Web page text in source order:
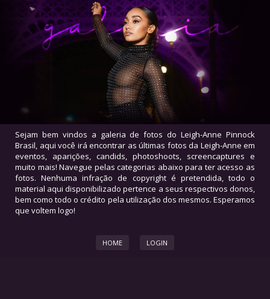
Sejam bem vindos a galeria de fotos do Leigh-Anne Pinnock
Brasil, aqui você irá encontrar as últimas fotos da Leigh-Anne em
eventos, aparições, candids, photoshoots, screencaptures e
muito mais! Navegue pelas categorias abaixo para ter acesso as
fotos. Nenhuma infração de copyright é pretendida, todo o
material aqui disponibilizado pertence a seus respectivos donos,
bem como todo o crédito pela utilização dos mesmos. Esperamos
que voltem logo!
HOME LOGIN